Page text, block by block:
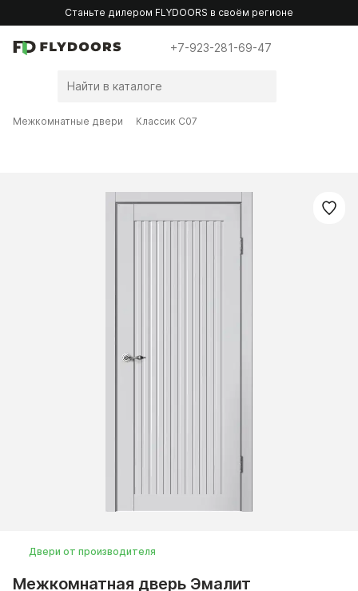
Станьте дилером FLYDOORS в своём регионе
+7-923-281-69-47
Межкомнатные двери Классик C07
Двери от производителя
Межкомнатная дверь Эмалит